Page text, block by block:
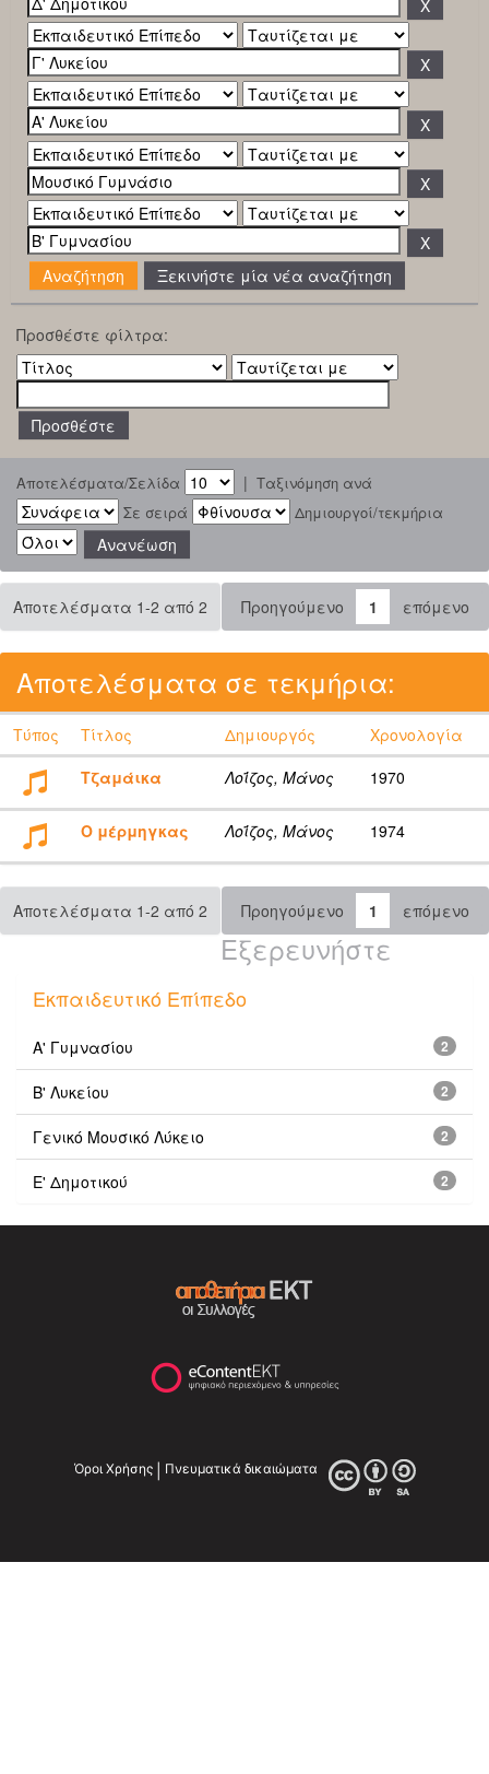
Ξεκινήστε μία νέα αναζήτηση
Προσθέστε φίλτρα:
Αποτελέσματα/Σελίδα | Ταξινόμηση ανά
Σε σειρά
Δημιουργοί/τεκμήρια
Αποτελέσματα 1-2 από 2 Προηγούμενο 1 επόμενο
Αποτελέσματα σε τεκμήρια:
Τύπος Τίτλος Δημιουργός
Χρονολογία
Τζαμάικα
Λοΐζος, Μάνος 1970
Ο μέρμηγκας Λοΐζος, Μάνος 1974
Αποτελέσματα 1-2 από 2 Προηγούμενο 1 επόμενο
Εξερευνήστε
Εκπαιδευτικό Επίπεδο
2
Α' Γυμνασίου
2
Β' Λυκείου
2
Γενικό Μουσικό Λύκειο
2
Ε' Δημοτικού